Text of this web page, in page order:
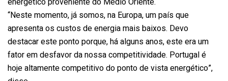
“Neste momento, já somos, na Europa, um país que
apresenta os custos de energia mais baixos. Devo
destacar este ponto porque, há alguns anos, este era um
fator em desfavor da nossa competitividade. Portugal é
hoje altamente competitivo do ponto de vista energético”,